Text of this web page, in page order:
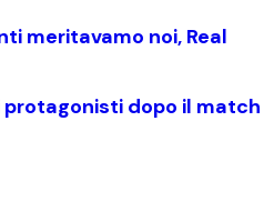
meritavamo noi, Real
protagonisti dopo il match